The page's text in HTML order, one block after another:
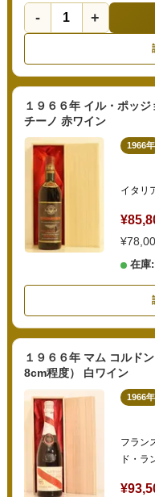
- +
１９６６年 イル・ポッ
チーノ 赤ワイン
1966年
イタリ
在庫
１９６６年 マム コルド
8cm程度） 白ワイン
1966年
フラン
ド・ラ